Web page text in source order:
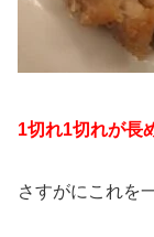
1切れ1切れが長
さすがにこれを